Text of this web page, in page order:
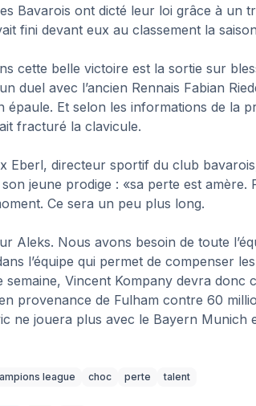
Bavarois ont dicté leur loi grâce à un
fini devant eux au classement la
cette belle victoire est la sortie sur
duel avec l’ancien Rennais Fabian
Et selon les informations de la
fracturé la clavicule.
Eberl, directeur sportif du club
jeune prodige : «sa perte est amère.
Ce sera un peu plus long.
Aleks. Nous avons besoin de toute
l’équipe qui permet de compenser
Vincent Kompany devra donc
provenance de Fulham contre 60
ne jouera plus avec le Bayern Munich
league choc perte talent